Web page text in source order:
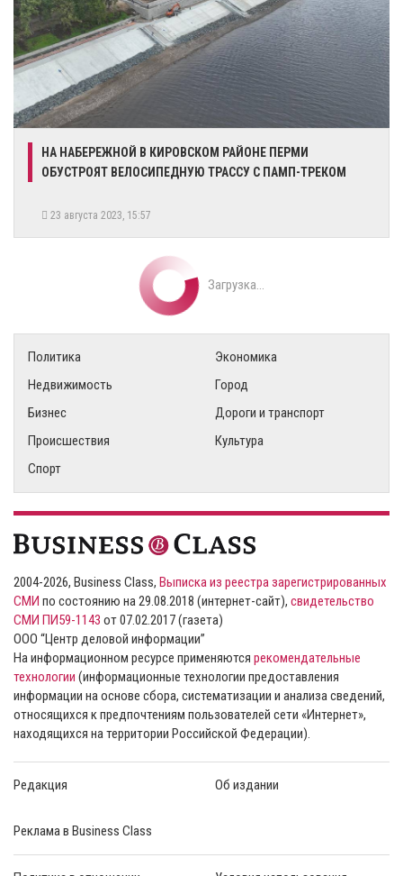
​НА НАБЕРЕЖНОЙ В КИРОВСКОМ РАЙОНЕ ПЕРМИ
ОБУСТРОЯТ ВЕЛОСИПЕДНУЮ ТРАССУ С ПАМП-ТРЕКОМ
23 августа 2023, 15:57
Загрузка...
Политика
Экономика
Недвижимость
Город
Бизнес
Дороги и транспорт
Происшествия
Культура
Спорт
2004-2026, Business Class, Выписка из реестра зарегистрированных
СМИ по состоянию на 29.08.2018 (интернет-сайт), свидетельство
СМИ ПИ59-1143 от 07.02.2017 (газета)
ООО “Центр деловой информации”
На информационном ресурсе применяются рекомендательные
технологии (информационные технологии предоставления
информации на основе сбора, систематизации и анализа сведений,
относящихся к предпочтениям пользователей сети «Интернет»,
находящихся на территории Российской Федерации).
Редакция Об издании
Реклама в Business Class